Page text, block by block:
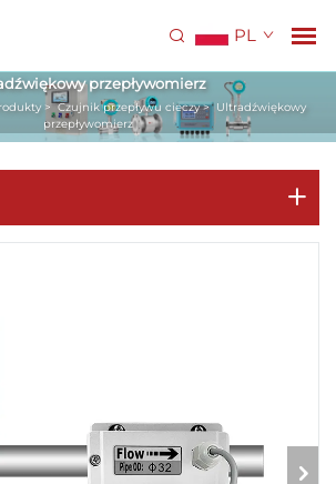
PL
przepływomierz
>Czujnik przepływu cieczy> Ultradźwiękowy
przepływomierz